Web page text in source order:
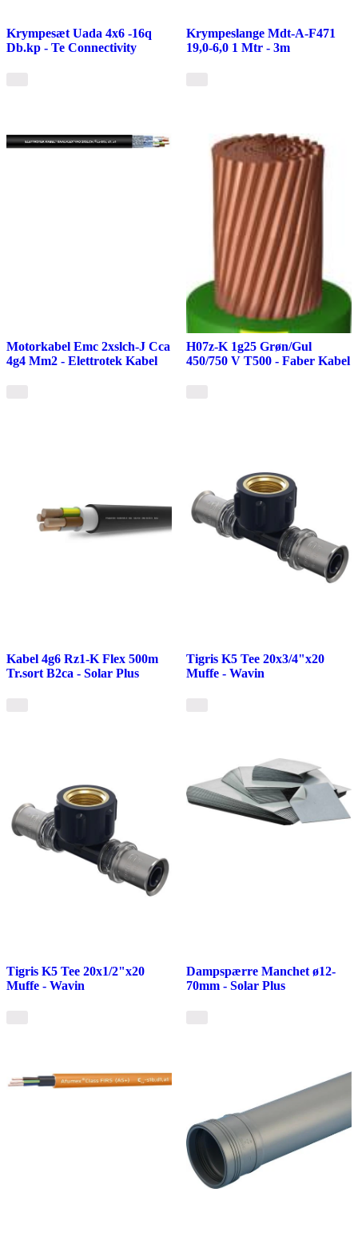
Krympesæt Uada 4x6 -16q
Db.kp - Te Connectivity
Krympeslange Mdt-A-F471
19,0-6,0 1 Mtr - 3m
Motorkabel Emc 2xslch-J Cca
4g4 Mm2 - Elettrotek Kabel
H07z-K 1g25 Grøn/Gul
450/750 V T500 - Faber Kabel
Kabel 4g6 Rz1-K Flex 500m
Tr.sort B2ca - Solar Plus
Tigris K5 Tee 20x3/4"x20
Muffe - Wavin
Tigris K5 Tee 20x1/2"x20
Muffe - Wavin
Dampspærre Manchet ø12-
70mm - Solar Plus